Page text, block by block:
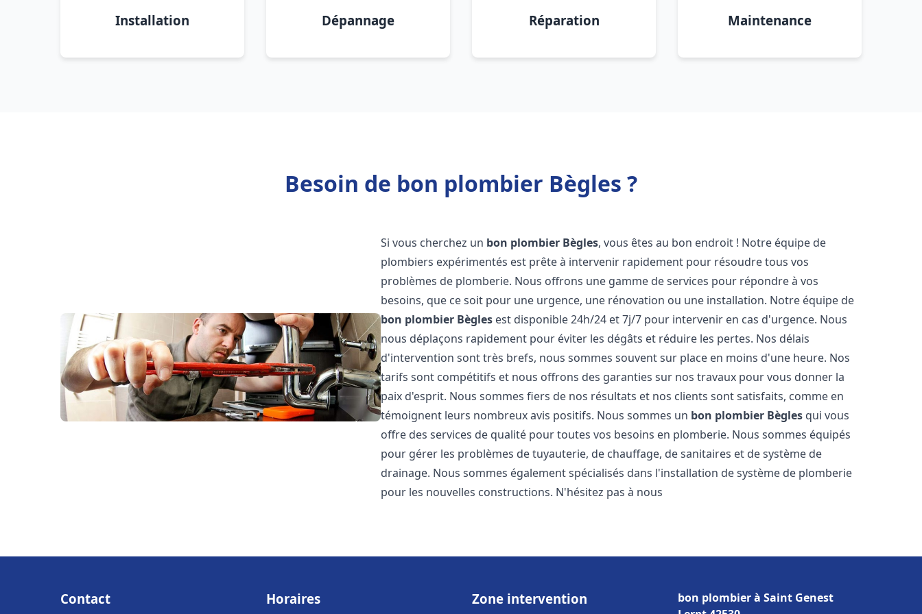
Installation Dépannage Réparation Maintenance
Besoin de bon plombier Bègles ?
Si vous cherchez un bon plombier Bègles, vous êtes au bon endroit ! Notre équipe de
plombiers expérimentés est prête à intervenir rapidement pour résoudre tous vos
problèmes de plomberie. Nous offrons une gamme de services pour répondre à vos
besoins, que ce soit pour une urgence, une rénovation ou une installation. Notre équipe de
bon plombier Bègles est disponible 24h/24 et 7j/7 pour intervenir en cas d'urgence. Nous
nous déplaçons rapidement pour éviter les dégâts et réduire les pertes. Nos délais
d'intervention sont très brefs, nous sommes souvent sur place en moins d'une heure. Nos
tarifs sont compétitifs et nous offrons des garanties sur nos travaux pour vous donner la
paix d'esprit. Nous sommes fiers de nos résultats et nos clients sont satisfaits, comme en
témoignent leurs nombreux avis positifs. Nous sommes un bon plombier Bègles qui vous
offre des services de qualité pour toutes vos besoins en plomberie. Nous sommes équipés
pour gérer les problèmes de tuyauterie, de chauffage, de sanitaires et de système de
drainage. Nous sommes également spécialisés dans l'installation de système de plomberie
pour les nouvelles constructions. N'hésitez pas à nous
Contact Horaires Zone intervention
bon plombier à Saint Genest